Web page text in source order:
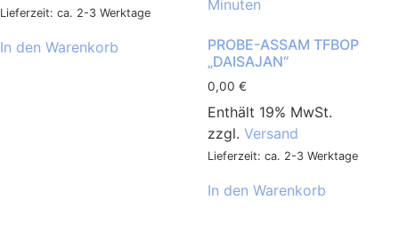
Lieferzeit: ca. 2-3 Werktage
In den Warenkorb
PROBE-ASSAM TFBOP
„DAISAJAN“
0,00 €
Enthält 19% MwSt.
zzgl. Versand
Lieferzeit: ca. 2-3 Werktage
In den Warenkorb